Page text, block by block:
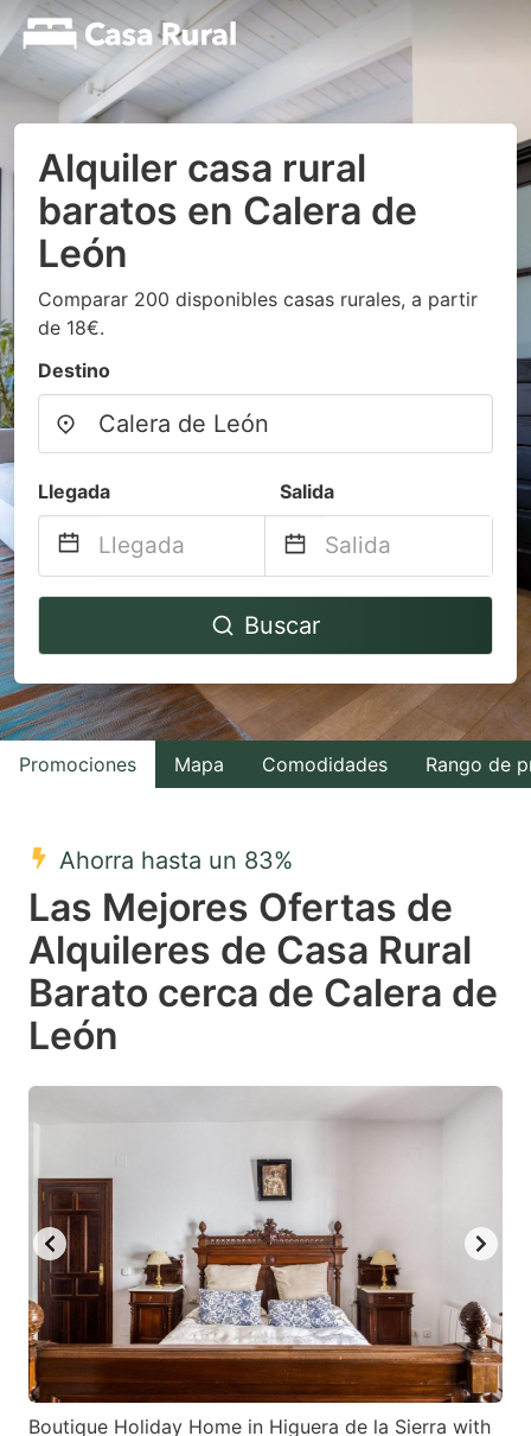
Alquiler casa rural
baratos en Calera de
León
Comparar 200 disponibles casas rurales, a partir
de 18€.
Destino
Llegada Salida
Navigate
to
interact
with
the
select
a
date.
Press
question
mark
get
the
keyboard
shortcuts
for
changing
dates.
Navigate
to
interact
with
the
a
date.
Press
mark
the
keyboard
shortcuts
for
changing
dates.
Buscar
Promociones Mapa Comodidades Rango de
Ahorra hasta un 83%
Las Mejores Ofertas de
Alquileres de Casa Rural
Barato cerca de Calera de
León
Boutique Holiday Home in Higuera de la Sierra with